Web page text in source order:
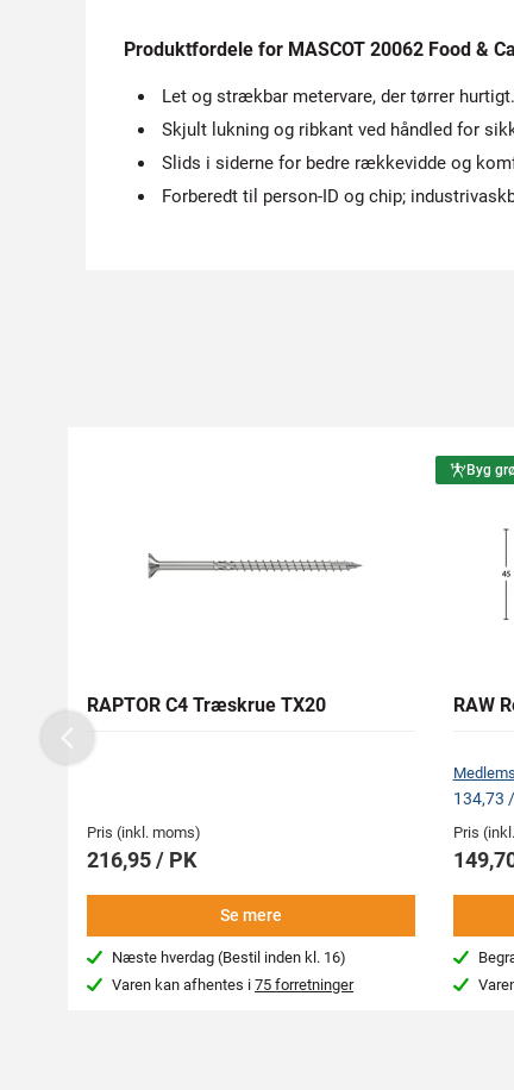
Produktfordele for MASCOT 20062 Food &
Let og strækbar metervare, der tørrer hurtigt.
Skjult lukning og ribkant ved håndled for
Slids i siderne for bedre rækkevidde og
Forberedt til person-ID og chip;
RAPTOR C4 Træskrue TX20
Pris (inkl. moms)
216,95 / PK
Se mere
Næste hverdag (Bestil inden kl. 16)
Varen kan afhentes i75 forretninger
Byg
RAW
134,73
Pris
Previous